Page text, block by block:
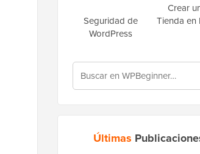
Seguridad de
WordPress
Crear
Tienda en
Últimas